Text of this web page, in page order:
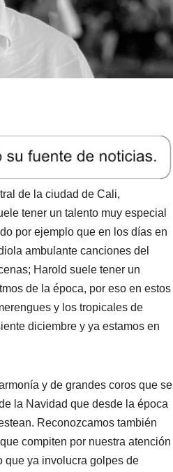
de la ciudad de Cali,
tener un talento muy especial
por ejemplo que en los días en
ambulante canciones del
Harold suele tener un
de la época, por eso en estos
y los tropicales de
diciembre y ya estamos en
y de grandes coros que se
la Navidad que desde la época
Reconozcamos también
compiten por nuestra atención
que ya involucra golpes de